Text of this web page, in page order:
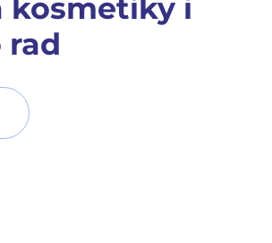
kosmetiky i
rad